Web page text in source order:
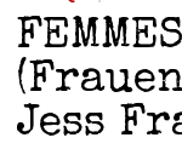
Jess